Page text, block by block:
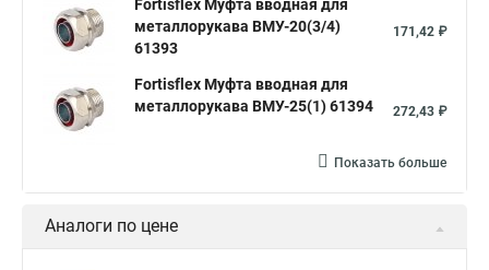
Fortisflex Муфта вводная для
металлорукава ВМУ-20(3/4)
61393
171,42 ₽
Fortisflex Муфта вводная для
металлорукава ВМУ-25(1) 61394
272,43 ₽
Показать больше
Аналоги по цене